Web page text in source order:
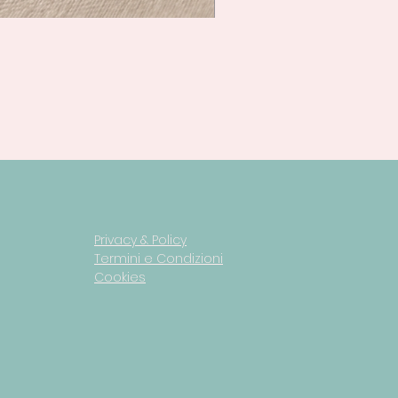
Privacy & Policy
Termini e Condizioni
Cookies